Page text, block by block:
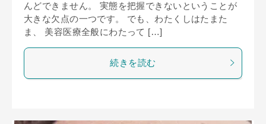
んどできません。 実態を把握できないということが
大きな欠点の一つです。 でも、わたくしはたまた
ま、 美容医療全般にわたって […]
続きを読む